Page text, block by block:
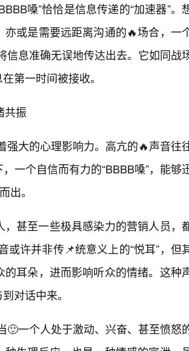
嗓”恰恰是信息传递的“加速器”。
或是需要远距离沟通的🔥场合，一
信息准确无误地传达出去。它如同战
第一时间被接收。
共振
强大的心理影响力。高亢的🔥声音往
一个自信而有力的“BBBB嗓”，能够
出。
甚至一些极具感染力的营销人员，
或许并非传📌统意义上的“悦耳”，但
耳朵，进而影响听众的情绪。这种
对话中来。
🙂一个人处于激动、兴奋、甚至愤怒